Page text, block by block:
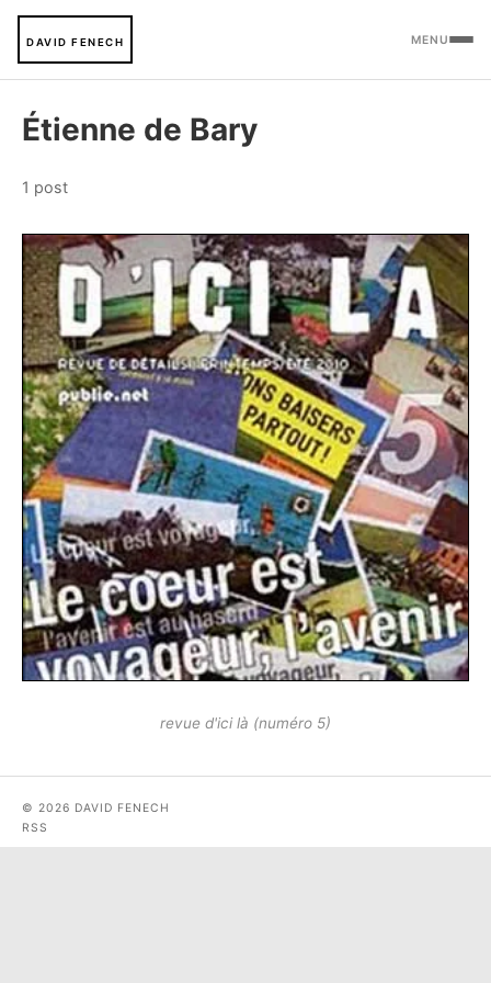
DAVID FENECH MENU
Étienne de Bary
1 post
revue d'ici là (numéro 5)
© 2026 DAVID FENECH
RSS